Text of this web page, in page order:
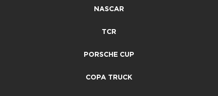
NASCAR
TCR
PORSCHE CUP
COPA TRUCK